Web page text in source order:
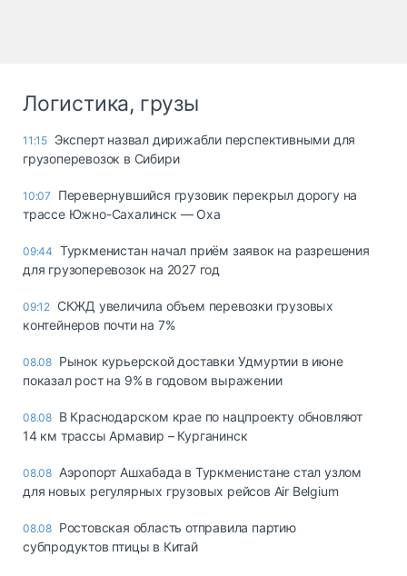
Логистика, грузы
11:15 Эксперт назвал дирижабли перспективными для
грузоперевозок в Сибири
10:07
Перевернувшийся грузовик перекрыл дорогу на
трассе Южно-Сахалинск — Оха
09:44 Туркменистан начал приём заявок на разрешения
для грузоперевозок на 2027 год
09:12 СКЖД увеличила объем перевозки грузовых
контейнеров почти на 7%
08.08 Рынок курьерской доставки Удмуртии в июне
показал рост на 9% в годовом выражении
08.08 В Краснодарском крае по нацпроекту обновляют
14 км трассы Армавир – Курганинск
08.08 Аэропорт Ашхабада в Туркменистане стал узлом
для новых регулярных грузовых рейсов Air Belgium
08.08 Ростовская область отправила партию
субпродуктов птицы в Китай